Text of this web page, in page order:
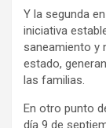
Y la segunda
iniciativa
saneamiento y
estado,
las familias.
En otro punto
día 9 de